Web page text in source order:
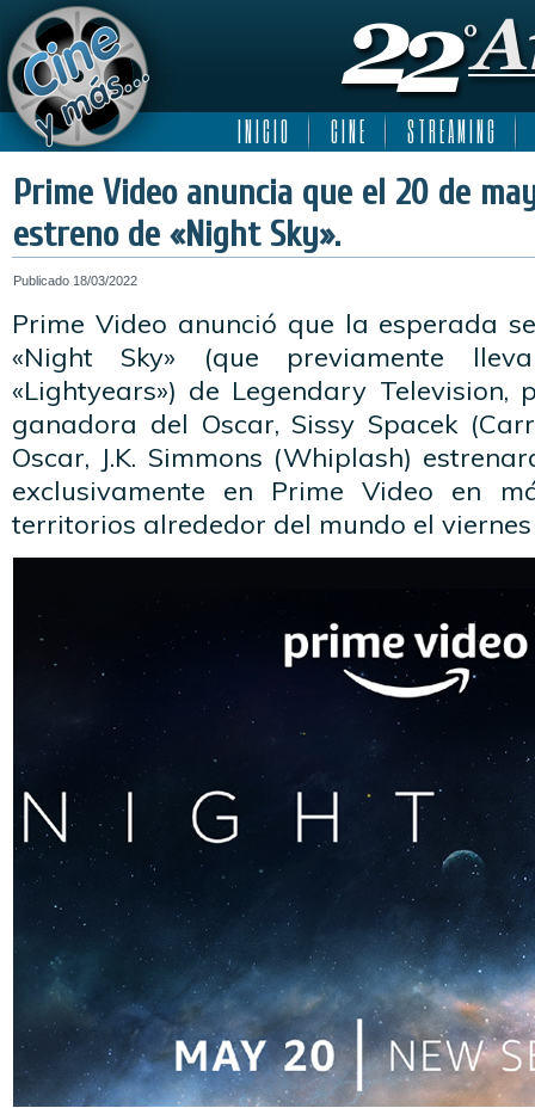
I N I C I O C I N E S T R E A M I N G
Prime Video anuncia que el 20 de
estreno de «Night Sky».
Publicado 18/03/2022
Prime Video anunció que la esperada
«Night Sky» (que previamente
«Lightyears») de Legendary
ganadora del Oscar, Sissy Spacek
Oscar, J.K. Simmons (Whiplash)
exclusivamente en Prime Video en
territorios alrededor del mundo el